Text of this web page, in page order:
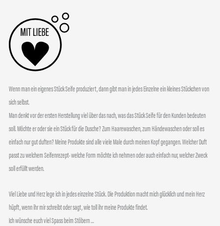
Wenn man ein eigenes Stück Seife produziert, dann gibt man in jedes Einzelne ein kleines Stückchen von
sich selbst.
Man denkt vor der ersten Herstellung viel über das nach, was das Stück Seife für den Kunden bedeuten
soll. Möchte er oder sie ein Stück für die Dusche? Zum Haarewaschen, zum Händewaschen oder soll es
einfach nur gut duften? Meine Produkte sind alle viele Male durch meinen Kopf gegangen. Welcher Duft
passt zu welchem Seifenrezept- welche Form möchte ich nehmen oder auch einfach nur, welcher Zweck
soll erfüllt werden.
Viel Liebe und Herz lege ich in jedes einzelne Stück. Die Produktion macht mich glücklich und mein Herz
hüpft, wenn ihr mir schreibt oder sagt, wie toll ihr meine Produkte findet.
Ich wünsche euch viel Spass beim Stöbern …